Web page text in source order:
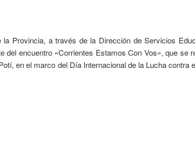
la Provincia, a través de la Dirección de Servicios
del encuentro «Corrientes Estamos Con Vos», que se
en el marco del Día Internacional de la Lucha contra